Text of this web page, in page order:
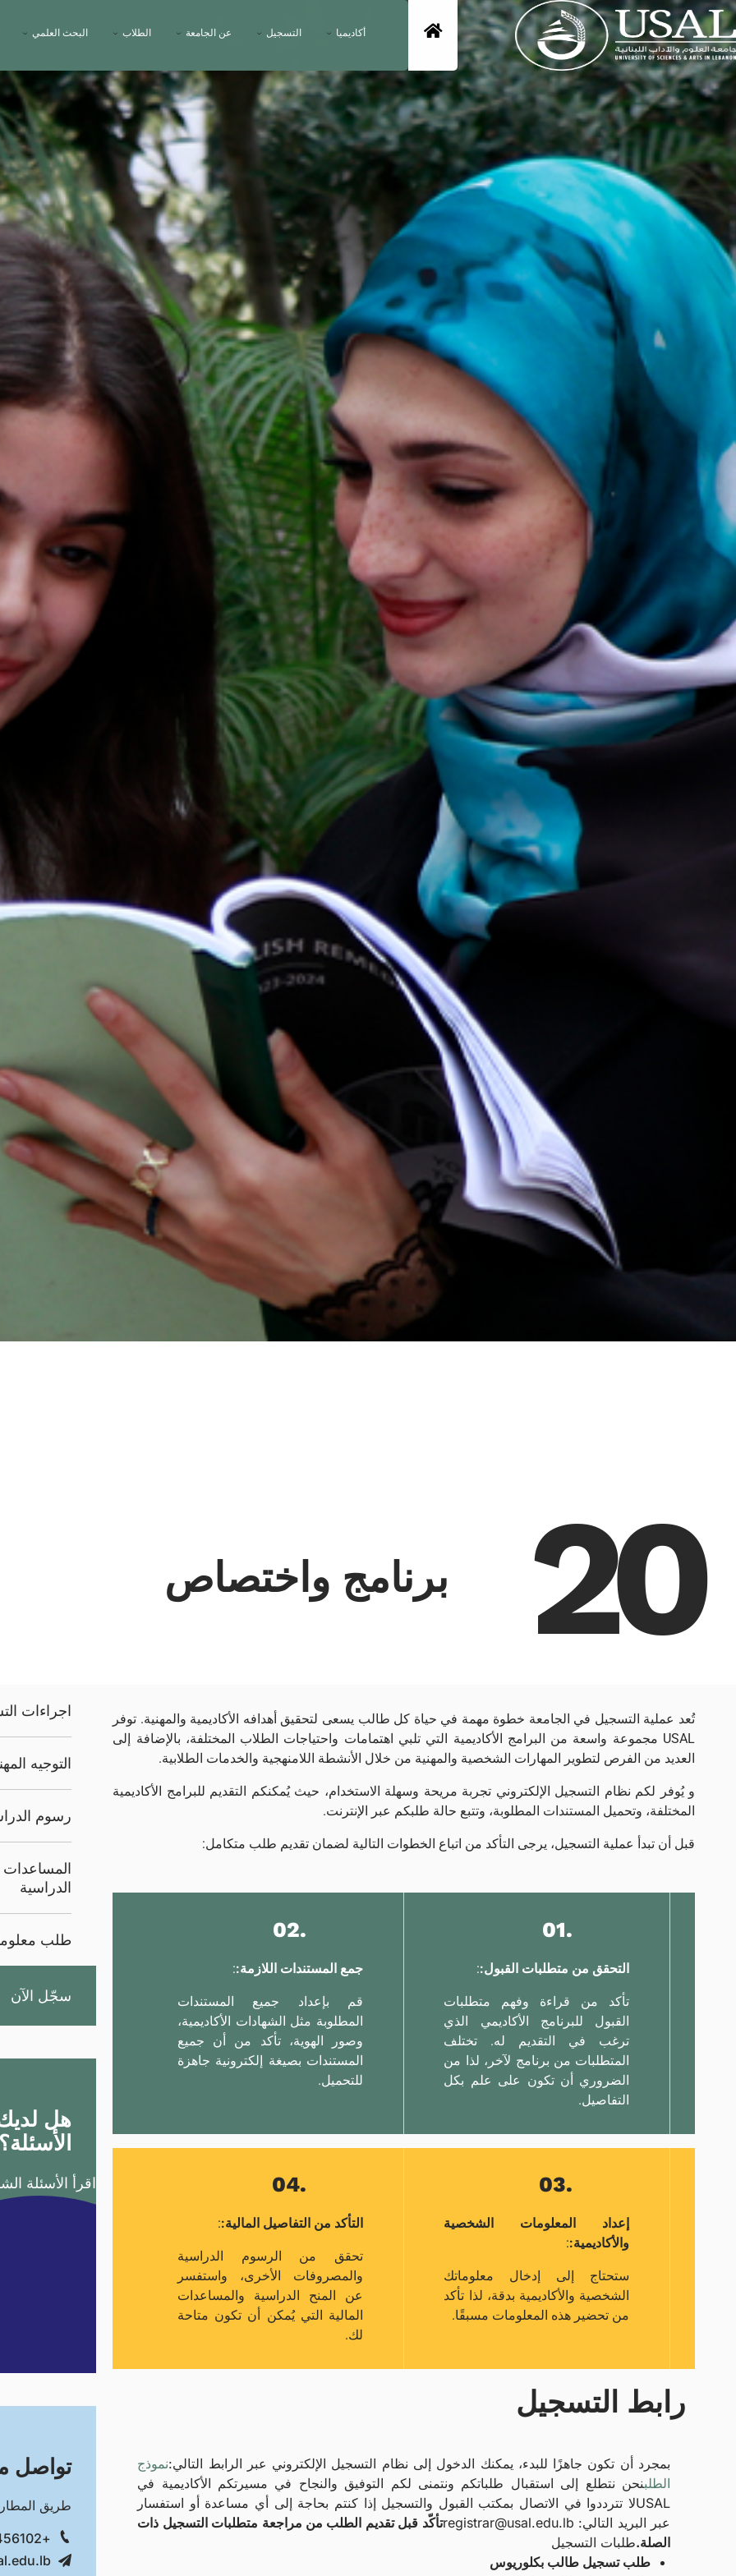
أكاديميا التسجيل عن الجامعة الطلاب البحث العلمي
20 برنامج واختصاص
تُعد عملية التسجيل في الجامعة خطوة مهمة في حياة كل طالب يسعى لتحقيق أهدافه الأكاديمية والمهنية. توفر
USAL مجموعة واسعة من البرامج الأكاديمية التي تلبي اهتمامات واحتياجات الطلاب المختلفة، بالإضافة إلى
العديد من الفرص لتطوير المهارات الشخصية والمهنية من خلال الأنشطة اللامنهجية والخدمات الطلابية.
و يُوفر لكم نظام التسجيل الإلكتروني تجربة مريحة وسهلة الاستخدام، حيث يُمكنكم التقديم للبرامج الأكاديمية
المختلفة، وتحميل المستندات المطلوبة، وتتبع حالة طلبكم عبر الإنترنت.
قبل أن تبدأ عملية التسجيل، يرجى التأكد من اتباع الخطوات التالية لضمان تقديم طلب متكامل:
.01
التحقق من متطلبات القبول::
تأكد من قراءة وفهم متطلبات
القبول للبرنامج الأكاديمي الذي
ترغب في التقديم له. تختلف
المتطلبات من برنامج لآخر، لذا من
الضروري أن تكون على علم بكل
التفاصيل.
.02
جمع المستندات اللازمة::
قم بإعداد جميع المستندات
المطلوبة مثل الشهادات الأكاديمية،
وصور الهوية، تأكد من أن جميع
المستندات بصيغة إلكترونية جاهزة
للتحميل.
.03
إعداد المعلومات الشخصية
والأكاديمية::
ستحتاج إلى إدخال معلوماتك
الشخصية والأكاديمية بدقة، لذا تأكد
من تحضير هذه المعلومات مسبقًا.
.04
التأكد من التفاصيل المالية::
تحقق من الرسوم الدراسية
والمصروفات الأخرى، واستفسر
عن المنح الدراسية والمساعدات
المالية التي يُمكن أن تكون متاحة
لك.
رابط التسجيل
بمجرد أن تكون جاهزًا للبدء، يمكنك الدخول إلى نظام التسجيل الإلكتروني عبر الرابط التالي:نموذج
الطلبنحن نتطلع إلى استقبال طلباتكم ونتمنى لكم التوفيق والنجاح في مسيرتكم الأكاديمية في
USALلا تترددوا في الاتصال بمكتب القبول والتسجيل إذا كنتم بحاجة إلى أي مساعدة أو استفسار
عبر البريد التالي: registrar@usal.edu.lb
تأكّد قبل تقديم الطلب من مراجعة متطلبات التسجيل ذات
الصلة.طلبات التسجيل
طلب تسجيل طالب بكلوريوس
اجراءات
التوجيه
رسوم
المساعدات
الدراسية
طلب
سجّل الآن
هل
الأسئلة؟
اقرأ الأسئلة
تواصل
طريق المطار
+961-1-456102